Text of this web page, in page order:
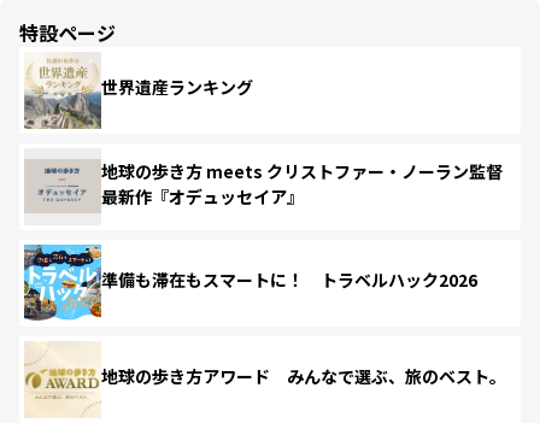
特設ページ
世界遺産ランキング
地球の歩き方 meets クリストファー・ノーラン監督
最新作『オデュッセイア』
準備も滞在もスマートに！ トラベルハック2026
地球の歩き方アワード みんなで選ぶ、旅のベスト。